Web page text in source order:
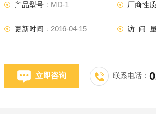
理想仪器。
产品型号： MD-1 厂商性质
更新时间： 2016-04-15 访 问 量
立即咨询 联系电话：